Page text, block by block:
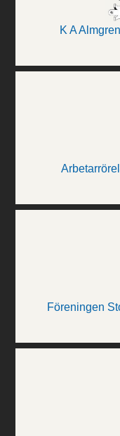
K A
Föreningen